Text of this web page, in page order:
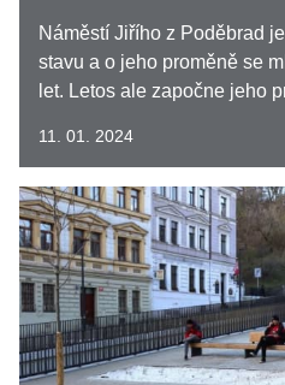
Náměstí Jiřího z Poděbrad
stavu a o jeho proměně se
let. Letos ale započne jeho
11. 01. 2024